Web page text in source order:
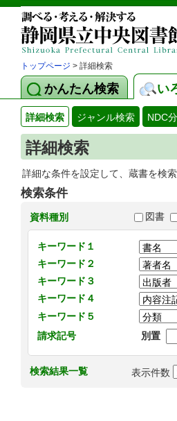
トップページ > 詳細検索
かんたん検索 い
詳細検索 ジャンル検索 NDC
詳細検索
詳細な条件を設定して、蔵書を検
検索条件
資料種別 図書
キーワード１
キーワード２
キーワード３
キーワード４
キーワード５
請求記号
別置
検索結果一覧 表示件数